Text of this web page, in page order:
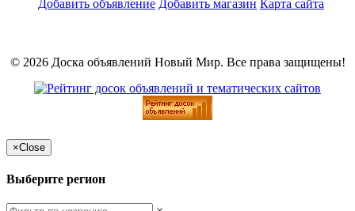
Добавить объявление Добавить магазин Карта сайта
© 2026 Доска объявлений Новый Мир. Все права защищены!
×Close
Выберите регион